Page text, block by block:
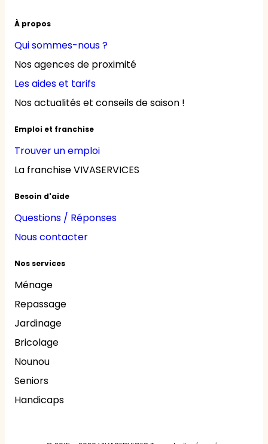
À propos
Qui sommes-nous ?
Nos agences de proximité
Les aides et tarifs
Nos actualités et conseils de saison !
Emploi et franchise
Trouver un emploi
La franchise VIVASERVICES
Besoin d'aide
Questions / Réponses
Nous contacter
Nos services
Ménage
Repassage
Jardinage
Bricolage
Nounou
Seniors
Handicaps